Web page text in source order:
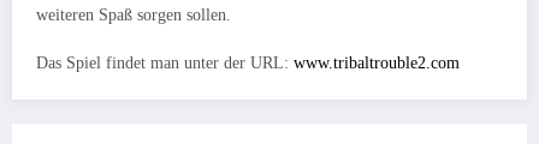
weiteren Spaß sorgen sollen.
Das Spiel findet man unter der URL: www.tribaltrouble2.com